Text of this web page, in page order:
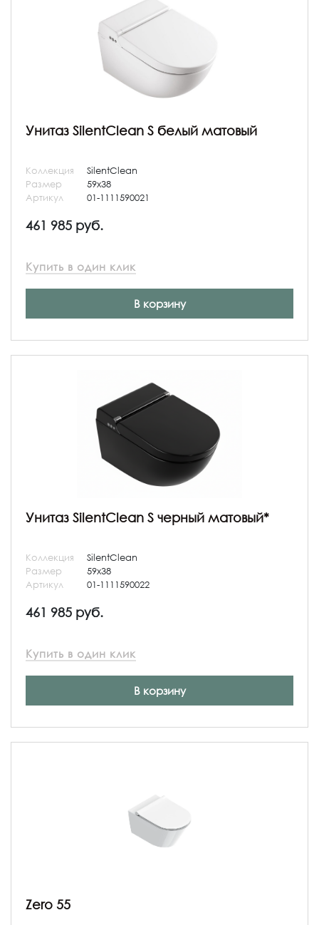
Унитаз SilentClean S белый матовый
Коллекция
SilentClean
Размер
59x38
Артикул
01-1111590021
461 985 руб.
Купить в один клик
В корзину
Унитаз SilentClean S черный матовый*
Коллекция
SilentClean
Размер
59x38
Артикул
01-1111590022
461 985 руб.
Купить в один клик
В корзину
Zero 55